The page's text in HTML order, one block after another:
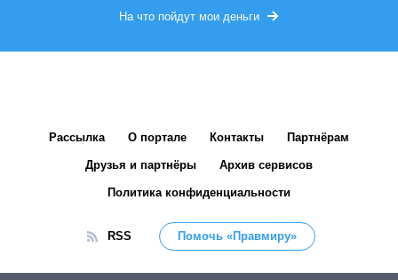
На что пойдут мои деньги
Рассылка О портале Контакты Партнёрам
Друзья и партнёры Архив сервисов
Политика конфиденциальности
RSS Помочь «Правмиру»